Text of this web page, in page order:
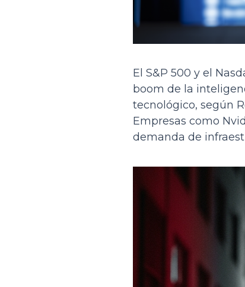
El S&P 500 y el
boom de la
tecnológico, según
Empresas como
demanda de